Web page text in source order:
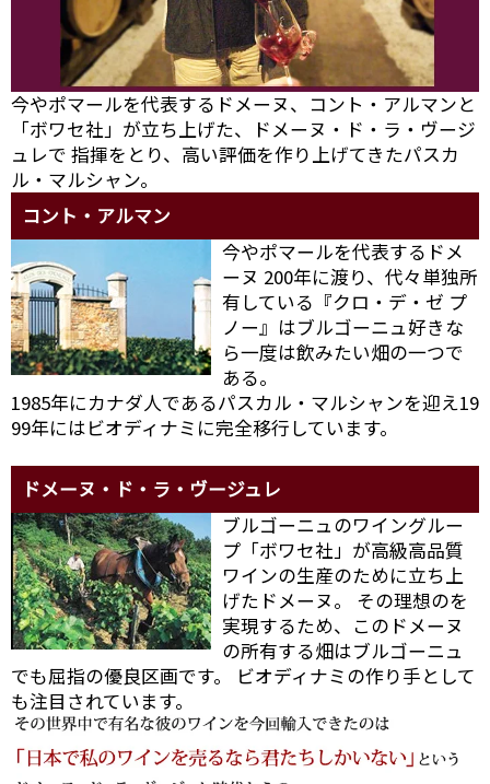
今やポマールを代表するドメーヌ、コント・アルマンと
「ボワセ社」が立ち上げた、ドメーヌ・ド・ラ・ヴージ
ュレで 指揮をとり、高い評価を作り上げてきたパスカ
ル・マルシャン。
コント・アルマン
今やポマールを代表するドメ
ーヌ 200年に渡り、代々単独所
有している『クロ・デ・ゼ プ
ノー』はブルゴーニュ好きな
ら一度は飲みたい畑の一つで
ある。
1985年にカナダ人であるパスカル・マルシャンを迎え19
99年にはビオディナミに完全移行しています。
ドメーヌ・ド・ラ・ヴージュレ
ブルゴーニュのワイングルー
プ「ボワセ社」が高級高品質
ワインの生産のために立ち上
げたドメーヌ。 その理想のを
実現するため、このドメーヌ
の所有する畑はブルゴーニュ
でも屈指の優良区画です。 ビオディナミの作り手として
も注目されています。